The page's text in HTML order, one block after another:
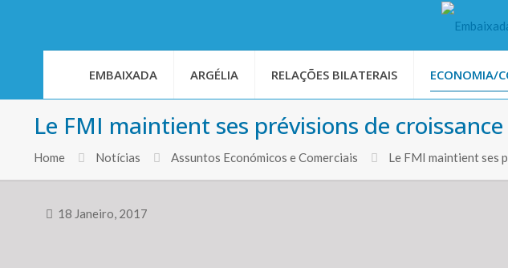
EMBAIXADA ARGÉLIA RELAÇÕES BILATERAIS ECONOMIA/
Le FMI maintient ses prévisions de
Home Notícias Assuntos Económicos e Comerciais Le FMI maintient ses
18 Janeiro, 2017